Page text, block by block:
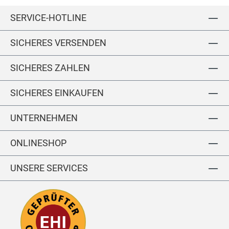
h
c
nt
m
w
ol
le
SERVICE-HOTLINE
SICHERES VERSENDEN
SICHERES ZAHLEN
SICHERES EINKAUFEN
UNTERNEHMEN
ONLINESHOP
UNSERE SERVICES